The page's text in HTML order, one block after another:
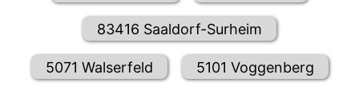
83416 Saaldorf-Surheim
5071 Walserfeld 5101 Voggenberg